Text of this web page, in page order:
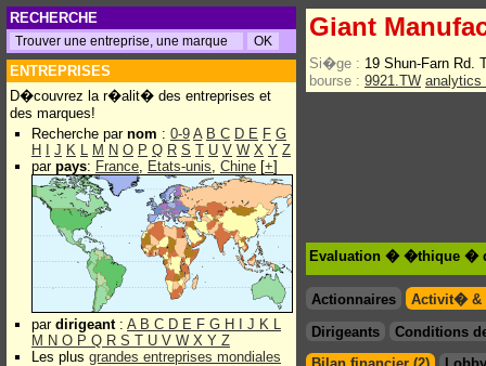
RECHERCHE
ENTREPRISES
D�couvrez la r�alit� des entreprises et
des marques!
Recherche par nom : 0-9 A B C D E F G
H
J K L M N O P Q R S T U V W X Y Z
par pays: France, Etats-unis, Chine [+]
par dirigeant: A B C D E F G H J K L
M N O P Q R S T U V W X Y Z
Les plus grandes entreprises mondiales
Giant
Si�ge : 19 Shun-Farn Rd.
bourse : 9921.TW analytics
Evaluation � �thique �
Actionnaires
Activit� &
Dirigeants
Conditions